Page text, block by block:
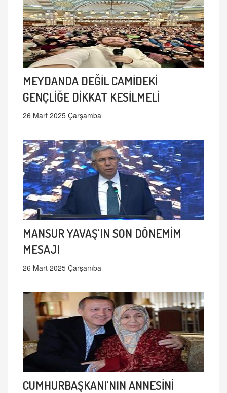
MEYDANDA DEĞİL CAMİDEKİ
GENÇLİĞE DİKKAT KESİLMELİ
26 Mart 2025 Çarşamba
MANSUR YAVAŞ'IN SON DÖNEMİM
MESAJI
26 Mart 2025 Çarşamba
CUMHURBAŞKANI'NIN ANNESİNİ